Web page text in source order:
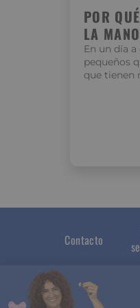
POR
LA
En un día
pequeños
que tienen
Contacto